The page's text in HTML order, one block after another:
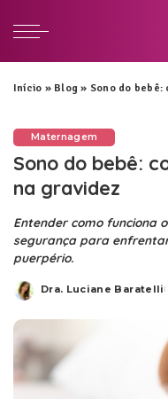
Início » Blog » Sono do
Maternagem
Sono do bebê:
na gravidez
Entender como funciona
segurança para
puerpério.
Posted
Dra. Luciane Baratelli